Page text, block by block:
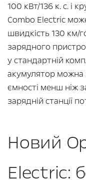
100 кВт/136 к. с. і
Combo Electric
швидкість 130 км/
зарядного
у стандартній
акумулятор можна
ємності менш ніж
зарядній станції
Новий
Electric: